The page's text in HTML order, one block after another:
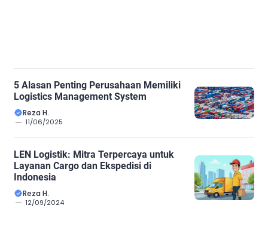
5 Alasan Penting Perusahaan Memiliki
Logistics Management System
Reza H.
11/06/2025
LEN Logistik: Mitra Terpercaya untuk
Layanan Cargo dan Ekspedisi di
Indonesia
Reza H.
12/09/2024